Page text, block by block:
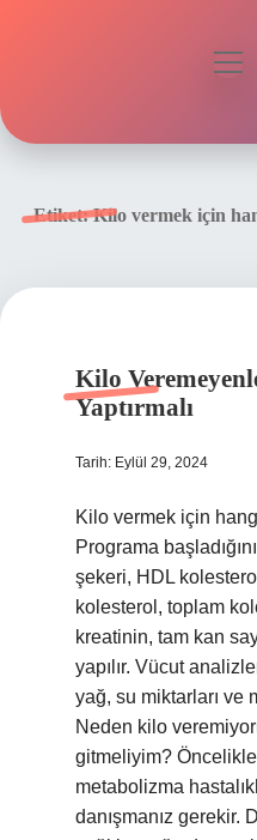
Etiket:Kilo vermek için
Kilo
Yaptırmalı
Tarih: Eylül 29, 2024
Kilo vermek için
Programa
şekeri, HDL
kolesterol, toplam
kreatinin, tam kan
yapılır. Vücut
yağ, su miktarları ve
Neden kilo
gitmeliyim?
metabolizma
danışmanız gerekir.